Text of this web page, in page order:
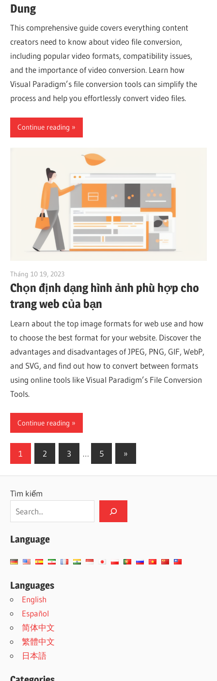
Dung
This comprehensive guide covers everything content
creators need to know about video file conversion,
including popular video formats, compatibility issues,
and the importance of video conversion. Learn how
Visual Paradigm’s file conversion tools can simplify the
process and help you effortlessly convert video files.
Continue reading
Tháng 10 19, 2023
Chọn định dạng hình ảnh phù hợp cho
trang web của bạn
Learn about the top image formats for web use and how
to choose the best format for your website. Discover the
advantages and disadvantages of JPEG, PNG, GIF, WebP,
and SVG, and find out how to convert between formats
using online tools like Visual Paradigm’s File Conversion
Tools.
Continue reading
Phân
bài
viết
1 2 3 … 5
Next
Posts
»
Tìm kiếm
Language
Languages
English
Español
简体中文
繁體中文
日本語